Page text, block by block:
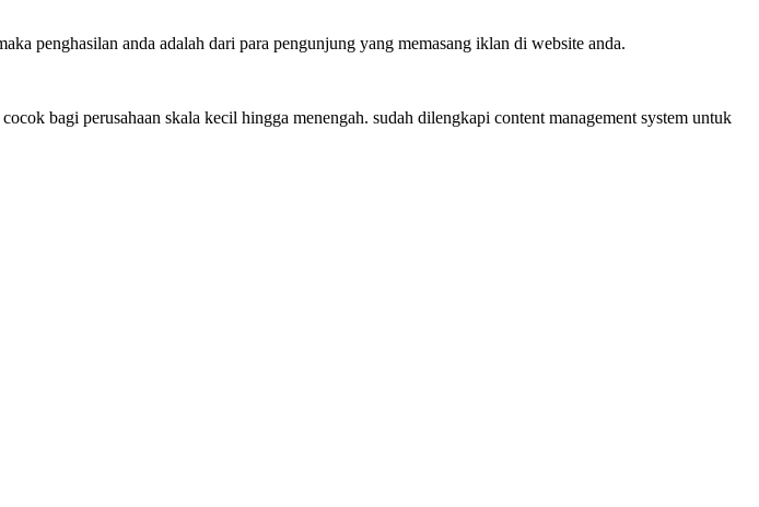
penghasilan anda adalah dari para pengunjung yang memasang iklan di website anda.
bagi perusahaan skala kecil hingga menengah. sudah dilengkapi content management system untuk